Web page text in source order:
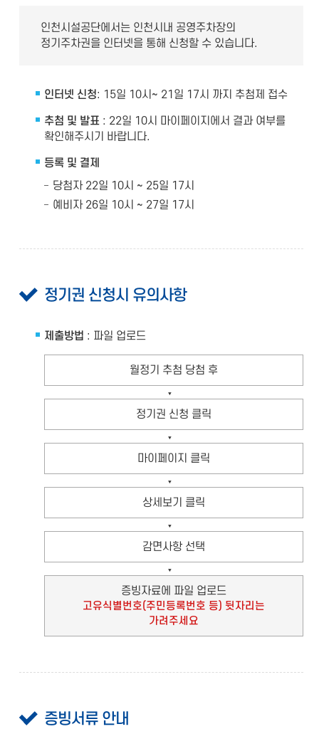
인천시설공단에서는 인천시내 공영주차장의
정기주차권을 인터넷을 통해 신청할 수 있습니다.
인터넷 신청: 15일 10시~ 21일 17시 까지 추첨제 접수
추첨 및 발표 : 22일 10시 마이페이지에서 결과 여부를
확인해주시기 바랍니다.
등록 및 결제
당첨자 22일 10시 ~ 25일 17시
예비자 26일 10시 ~ 27일 17시
정기권 신청시 유의사항
제출방법 : 파일 업로드
월정기 추첨 당첨 후
정기권 신청 클릭
마이페이지 클릭
상세보기 클릭
감면사항 선택
증빙자료에 파일 업로드
고유식별번호(주민등록번호 등) 뒷자리는
가려주세요
증빙서류 안내